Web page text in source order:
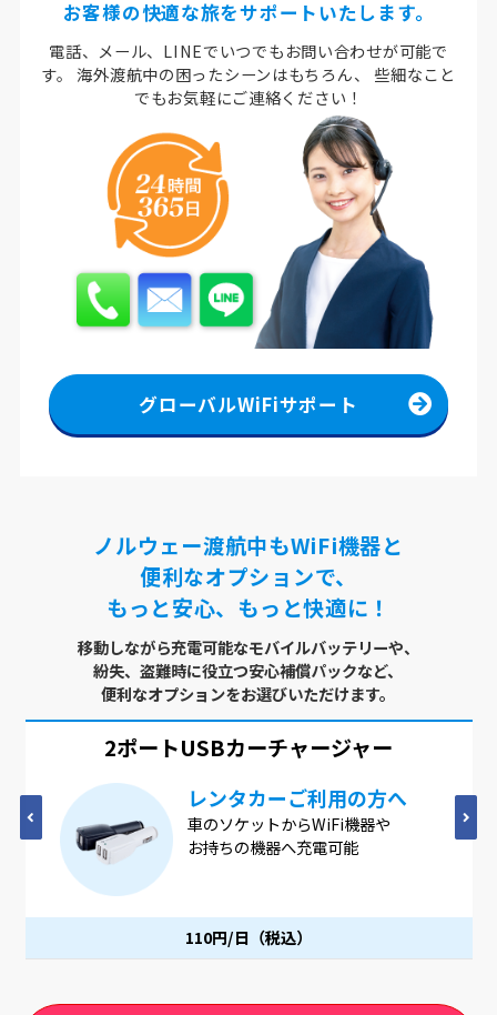
お客様の快適な旅をサポートいたします。
電話、メール、LINEでいつでもお問い合わせが可能で
す。
海外渡航中の困ったシーンはもちろん、
些細なこと
でもお気軽にご連絡ください！
グローバルWiFiサポート
ノルウェー渡航中もWiFi機器と
便利なオプションで、
もっと安心、もっと快適に！
移動しながら充電可能なモバイルバッテリーや、
紛失、盗難時に役立つ安心補償パックなど、
便利なオプションをお選びいただけます。
2ポートUSBカーチャージャー
レンタカーご利用の方へ
車のソケットからWiFi機器や
お持ちの機器へ充電可能
110円/日（税込）